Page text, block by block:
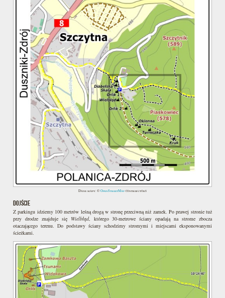
Dane mapy: © OpenStreetMap contributors
DOJŚCIE
Z parkingu idziemy 100 metrów leśną drogą w stronę przeciwną niż zamek. Po prawej stronie tuż
przy drodze znajduje się Wielbłąd, którego 30-metrowe ściany opadają na strome zbocza
otaczającego terenu. Do podstawy ściany schodzimy stromymi i miejscami eksponowanymi
ścieżkami.